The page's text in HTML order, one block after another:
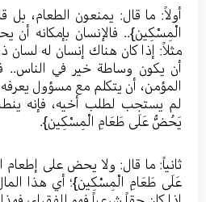
أولاً: ما قال: يمنعون الطعام،
الْمِسْكِينِ}.. فالإنسان بإمكانه أن
مثلاً: إذا كان هناك إنسان له لسان
أن يكون وساطة خير في الناس..
المؤمن، أن يتكلم مع مسؤول
لم يستجب لطلب أخيه، فإنه
يَحُضُّ عَلَى طَعَامِ الْمِسْكِينِ}.
ثانياً: ما قال: ولا يحض على
عَلَى طَعَامِ الْمِسْكِينِ}؛ أي هذا